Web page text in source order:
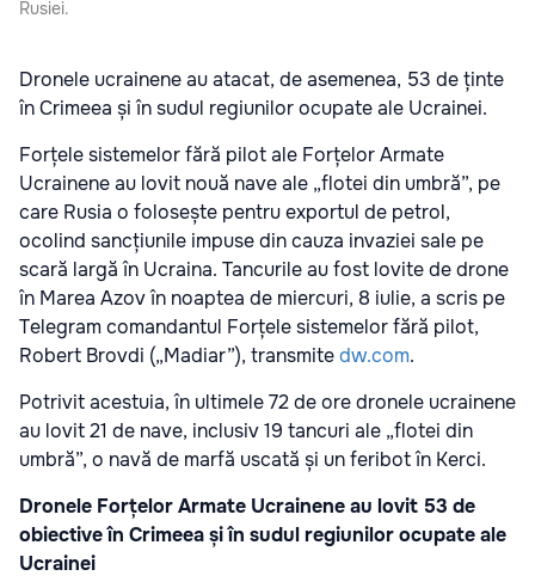
Rusiei.
Dronele ucrainene au atacat, de asemenea, 53 de ținte
în Crimeea și în sudul regiunilor ocupate ale Ucrainei.
Forțele sistemelor fără pilot ale Forțelor Armate
Ucrainene au lovit nouă nave ale „flotei din umbră”, pe
care Rusia o folosește pentru exportul de petrol,
ocolind sancțiunile impuse din cauza invaziei sale pe
scară largă în Ucraina. Tancurile au fost lovite de drone
în Marea Azov în noaptea de miercuri, 8 iulie, a scris pe
Telegram comandantul Forțele sistemelor fără pilot,
Robert Brovdi („Madiar”), transmitedw.com.
Potrivit acestuia, în ultimele 72 de ore dronele ucrainene
au lovit 21 de nave, inclusiv 19 tancuri ale „flotei din
umbră”, o navă de marfă uscată și un feribot în Kerci.
Dronele Forțelor Armate Ucrainene au lovit 53 de
obiective în Crimeea și în sudul regiunilor ocupate ale
Ucrainei